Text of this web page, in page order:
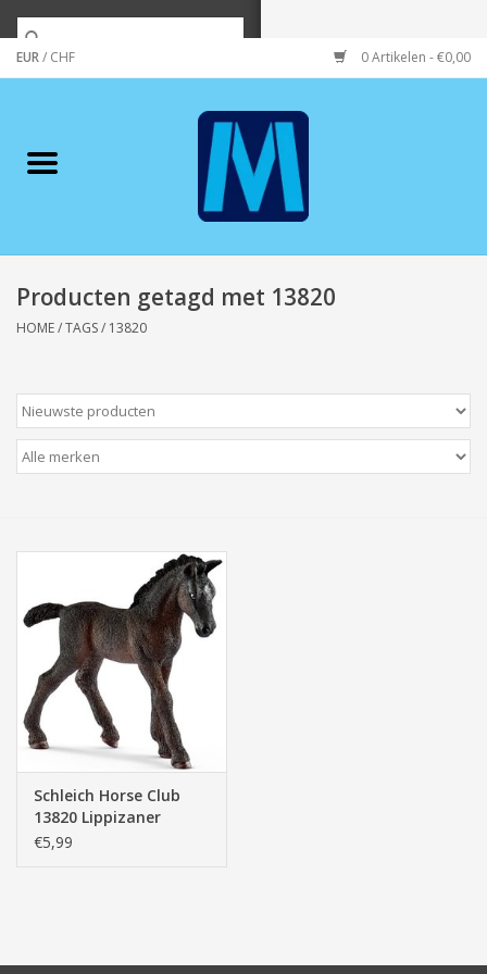
EUR/ CHF 0 Artikelen - €0,00
Merken
Wonen/koken/huishouden
Wenskaarten
Zeeuws/Streek
Elektra
Baby & Peuter
Speelgoed & hobby
Cadeau & feest
Producten getagd met 13820
HOME/TAGS/ 13820
Schleich Horse Club
13820 Lippizaner
Veulen
€5,99